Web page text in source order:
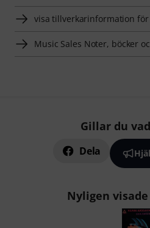
visa tillverkarinformation för
Music Sales Noter, böcker
Gillar du
Dela
Nyligen